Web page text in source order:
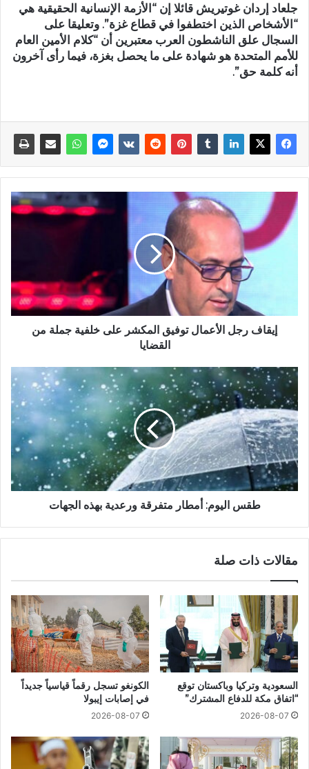
جلعاد إردان غوتيريش قائلا إن “الأزمة الإنسانية الحقيقية هي
“الأشخاص الذين اختطفوا في قطاع غزة”. وتعليقا على
السجال علق الناشطون العرب معتبرين أن “كلام الأمين العام
للأمم المتحدة هو شهادة على ما يحصل بغزة، فيما رأى آخرون
أنه كلمة حق”.
إيقاف رجل الأعمال توفيق المكشر على خلفية جملة من
القضايا
طقس اليوم: أمطار متفرقة ورعدية بهذه الجهات
مقالات ذات صلة
السعودية وتركيا وباكستان توقع
“اتفاق مكة للدفاع المشترك”
2026-08-07
الكونغو تسجل رقماً قياسياً جديداً
في إصابات إيبولا
2026-08-07